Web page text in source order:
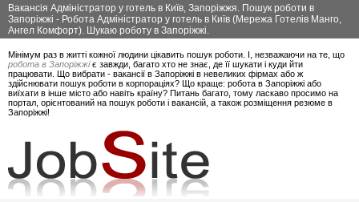
Вакансія Адміністратор у готель в Київ, Запоріжжя. Пошук роботи в
Запоріжжі - Робота Адміністратор у готель в Київ (Мережа Готелів Манго,
Ангел Комфорт). Шукаю роботу в Запоріжжі.
Мінімум раз в житті кожної людини цікавить пошук роботи. І, незважаючи на те, що
робота в Запоріжжіє завжди, багато хто не знає, де її шукати і куди йти
працювати. Що вибрати - вакансії в Запоріжжі в невеликих фірмах або ж
здійснювати пошук роботи в корпораціях? Що краще: робота в Запоріжжі або
виїхати в інше місто або навіть країну? Питань багато, тому ласкаво просимо на
портал, орієнтований на пошук роботи і вакансій, а також розміщення резюме в
Запоріжжі!